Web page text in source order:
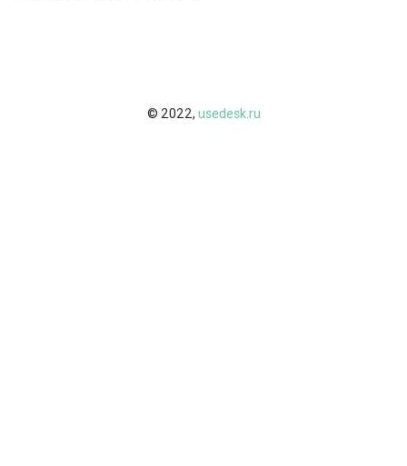
© 2022, usedesk.ru